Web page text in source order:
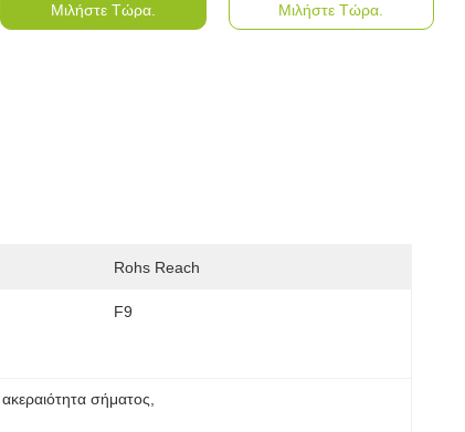
Μιλήστε Τώρα. Μιλήστε Τώρα.
Rohs Reach
F9
σήματος